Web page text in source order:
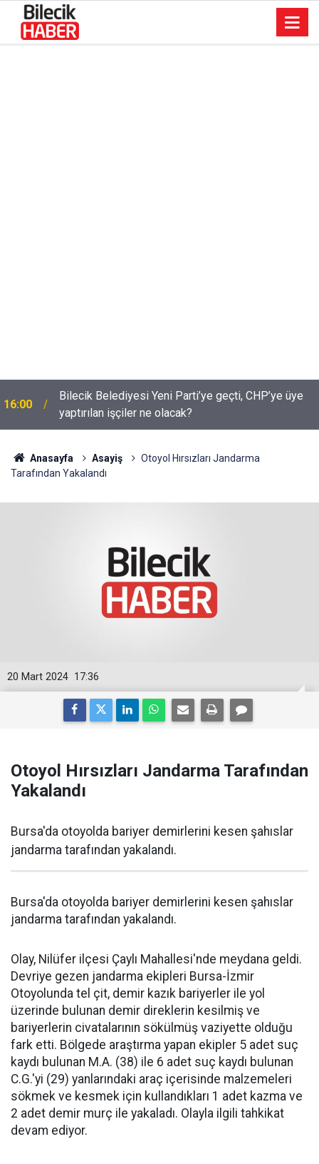
16:00
Bilecik Belediyesi Yeni Parti’ye geçti, CHP’ye üye
yaptırılan işçiler ne olacak?
Anasayfa Asayiş
Otoyol Hırsızları Jandarma
Tarafından Yakalandı
17:36
20 Mart 2024
Otoyol Hırsızları Jandarma Tarafından
Yakalandı
Bursa'da otoyolda bariyer demirlerini kesen şahıslar
jandarma tarafından yakalandı.
Bursa'da otoyolda bariyer demirlerini kesen şahıslar
jandarma tarafından yakalandı.
Olay, Nilüfer ilçesi Çaylı Mahallesi'nde meydana geldi.
Devriye gezen jandarma ekipleri Bursa-İzmir
Otoyolunda tel çit, demir kazık bariyerler ile yol
üzerinde bulunan demir direklerin kesilmiş ve
bariyerlerin civatalarının sökülmüş vaziyette olduğu
fark etti. Bölgede araştırma yapan ekipler 5 adet suç
kaydı bulunan M.A. (38) ile 6 adet suç kaydı bulunan
C.G.'yi (29) yanlarındaki araç içerisinde malzemeleri
sökmek ve kesmek için kullandıkları 1 adet kazma ve
2 adet demir murç ile yakaladı. Olayla ilgili tahkikat
devam ediyor.